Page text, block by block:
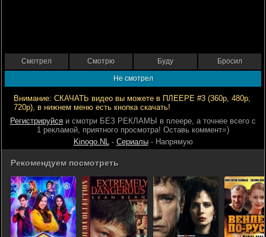
Смотрел Смотрю Буду Бросил
Не смотрел
Внимание: СКАЧАТЬ видео вы можете в ПЛЕЕРЕ #3 (360р, 480р,
720р), в нижнем меню есть кнопка скачать!
Регистрируйся и смотри БЕЗ РЕКЛАМЫ в плеере, а точнее всего с
1 рекламой, приятного просмотра! Оставь коммент=)
Kinogo.NL- Сериалы- Напрямую
Рекомендуем посмотреть